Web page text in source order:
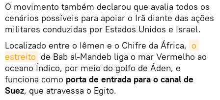
O movimento também declarou que avalia todos os
cenários possíveis para apoiar o Irã diante das ações
militares conduzidas por Estados Unidos e Israel.
Localizado entre o Iêmen e o Chifre da África, o
estreito de Bab al-Mandeb liga o mar Vermelho ao
oceano Índico, por meio do golfo de Áden, e
funciona como porta de entrada para o canal de
Suez, que atravessa o Egito.